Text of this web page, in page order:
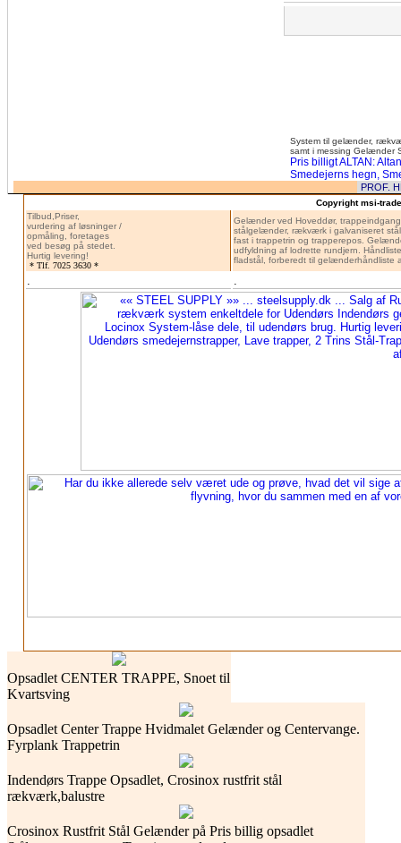
System til gelænder,
samt i messing Gelænder
Pris billigt ALTAN:
Smedejerns hegn,
Copyright msi-
Tilbud,Priser,
vurdering af løsninger /
opmåling, foretages
ved besøg på stedet.
Hurtig levering!
* Tlf. 7025 3630 *
Gelænder ved Hoveddør, trappeindgang
stålgelænder, rækværk i galvaniseret
fast i trappetrin og trapperepos.
udfyldning af lodrette rundjern.
fladstål, forberedt til gelænderhåndliste
. .
Opsadlet CENTER TRAPPE, Snoet til
Kvartsving
Opsadlet Center Trappe Hvidmalet Gelænder og Centervange.
Fyrplank Trappetrin
Indendørs Trappe Opsadlet, Crosinox rustfrit stål
rækværk,balustre
Crosinox Rustfrit Stål Gelænder på Pris billig opsadlet